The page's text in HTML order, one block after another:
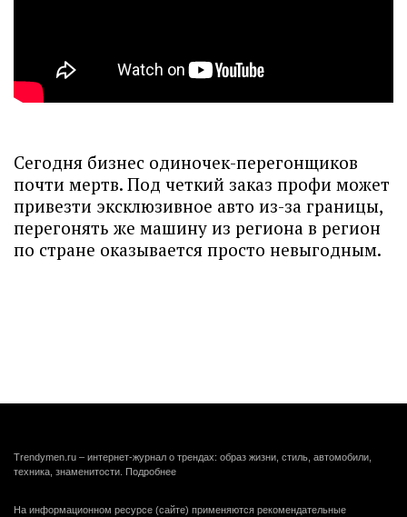
Сегодня бизнес одиночек-перегонщиков
почти мертв. Под четкий заказ профи может
привезти эксклюзивное авто из-за границы,
перегонять же машину из региона в регион
по стране оказывается просто невыгодным.
Trendymen.ru – интернет-журнал о трендах: образ жизни, стиль, автомобили,
техника, знаменитости. Подробнее
На информационном ресурсе (сайте) применяются рекомендательные